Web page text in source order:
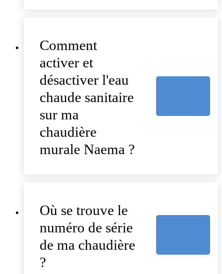
Comment
activer et
désactiver l'eau
chaude sanitaire
sur ma
chaudière
murale Naema ?
Où se trouve le
numéro de série
de ma chaudière
?